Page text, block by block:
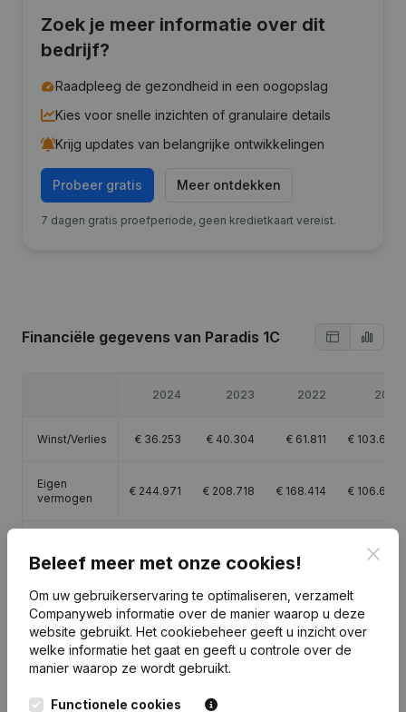
Zoek je meer informatie over dit
bedrijf?
Raadpleeg de gezondheid in een oogopslag
Kies voor snelle inzichten of granulaire details
Krijg updates van belangrijke ontwikkelingen
Probeer gratis Meer ontdekken
7 dagen gratis proefperiode, geen kredietkaart vereist.
Financiële gegevens van Paradis 1C
2024 2023 2022 2021
Winst/Verlies € 36.253 € 40.304 € 61.811 € 103.603
Eigen
vermogen
€ 244.971 € 208.718 € 168.414 € 106.603
Publicatiesvan Paradis 1C
Datum Publicatie
Beleef meer met onze cookies!
Om uw gebruikerservaring te optimaliseren, verzamelt
Companyweb informatie over de manier waarop u deze
website gebruikt. Het cookiebeheer geeft u inzicht over
welke informatie het gaat en geeft u controle over de
manier waarop ze wordt gebruikt.
Functionele cookies